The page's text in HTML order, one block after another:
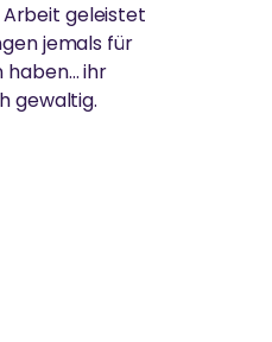
geleistet
jemals für
haben… ihr
gewaltig.